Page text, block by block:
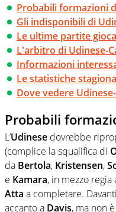
Probabili formazioni
Gli indisponibili di
Le ultime partite
L'arbitro di Udinese-
Informazioni
Le statistiche
Dove vedere
Probabili
L’Udinese dovrebbe
(complice la squalifica di
da Bertola, Kristensen,
e Kamara, in mezzo regia
Atta a completare.
accanto a Davis, ma non